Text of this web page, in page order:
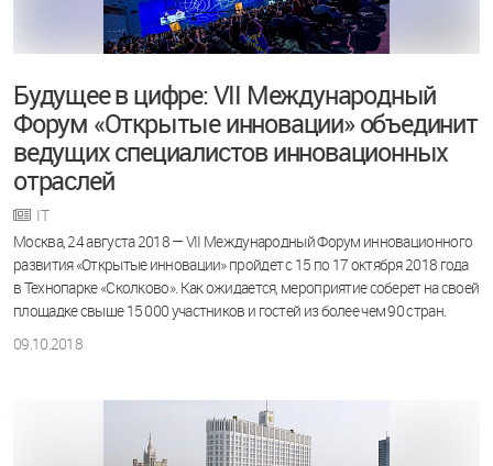
Будущее в цифре: VII Международный
Форум «Открытые инновации» объединит
ведущих специалистов инновационных
отраслей
IT
Москва, 24 августа 2018 — VII Международный Форум инновационного
развития «Открытые инновации» пройдет с 15 по 17 октября 2018 года
в Технопарке «Сколково». Как ожидается, мероприятие соберет на своей
площадке свыше 15 000 участников и гостей из более чем 90 стран.
09.10.2018